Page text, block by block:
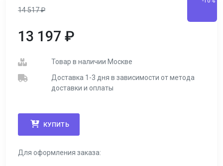
14 517₽
13 197 ₽
Товар в наличии Москве
Доставка 1-3 дня в зависимости от метода
доставки и оплаты
КУПИТЬ
Для оформления заказа: